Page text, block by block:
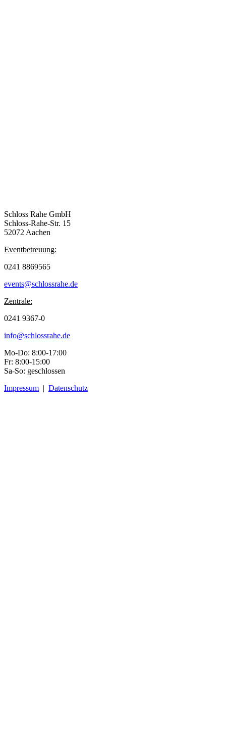
Schloss Rahe GmbH
Schloss-Rahe-Str. 15
52072 Aachen
Eventbetreuung:
0241 8869565
events@schlossrahe.de
Zentrale:
0241 9367-0
info@schlossrahe.de
Mo-Do: 8:00-17:00
Fr: 8:00-15:00
Sa-So: geschlossen
Impressum | Datenschutz